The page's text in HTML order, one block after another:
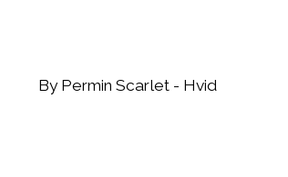
By Permin Scarlet - Hvid